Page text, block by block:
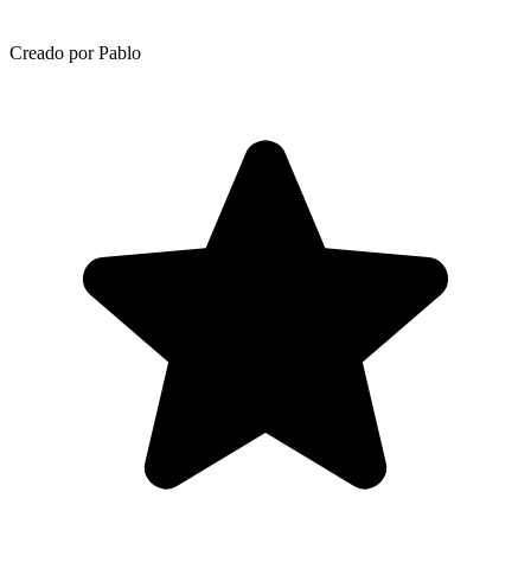
Creado por Pablo